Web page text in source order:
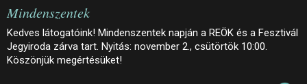
Mindenszentek
Kedves látogatóink! Mindenszentek napján a REÖK és a Fesztivál
Jegyiroda zárva tart. Nyitás: november 2., csütörtök 10:00.
Köszönjük megértésüket!